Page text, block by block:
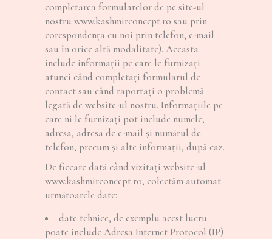
completarea formularelor de pe site-ul
nostru www.kashmirconcept.ro sau prin
corespondența cu noi prin telefon, e-mail
sau în orice altă modalitate). Aceasta
include informații pe care le furnizați
atunci când completaţi formularul de
contact sau când raportați o problemă
legată de website-ul nostru. Informațiile pe
care ni le furnizați pot include numele,
adresa, adresa de e-mail și numărul de
telefon, precum și alte informații, după caz.
De fiecare dată când vizitați website-ul
www.kashmirconcept.ro, colectăm automat
următoarele date:
date tehnice, de exemplu acest lucru
poate include Adresa Internet Protocol (IP)